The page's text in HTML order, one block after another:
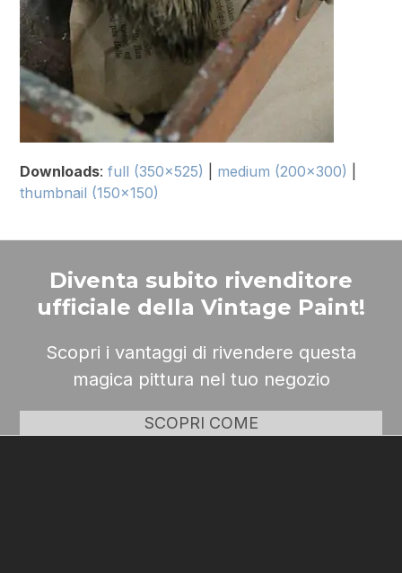
Downloads:full (350x525) medium (200x300)
thumbnail (150x150)
Diventa subito rivenditore
ufficiale della Vintage Paint!
Scopri i vantaggi di rivendere questa
magica pittura nel tuo negozio
SCOPRI COME